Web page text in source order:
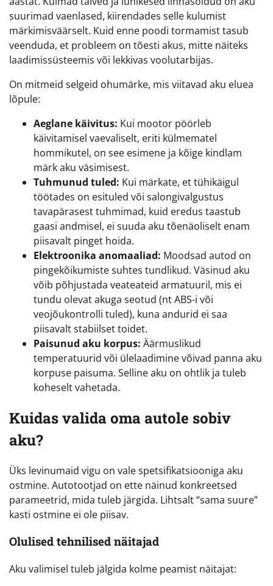
suurimad vaenlased, kiirendades selle kulumist
märkimisväärselt. Kuid enne poodi tormamist tasub
veenduda, et probleem on tõesti akus, mitte näiteks
laadimissüsteemis või lekkivas voolutarbijas.
On mitmeid selgeid ohumärke, mis viitavad aku eluea
lõpule:
Aeglane käivitus: Kui mootor pöörleb
käivitamisel vaevaliselt, eriti külmematel
hommikutel, on see esimene ja kõige kindlam
märk aku väsimisest.
Tuhmunud tuled: Kui märkate, et tühikäigul
töötades on esituled või salongivalgustus
tavapärasest tuhmimad, kuid eredus taastub
gaasi andmisel, ei suuda aku tõenäoliselt enam
piisavalt pinget hoida.
Elektroonika anomaaliad: Moodsad autod on
pingekõikumiste suhtes tundlikud. Väsinud aku
võib põhjustada veateateid armatuuril, mis ei
tundu olevat akuga seotud (nt ABS-i või
veojõukontrolli tuled), kuna andurid ei saa
piisavalt stabiilset toidet.
Paisunud aku korpus: Äärmuslikud
temperatuurid või ülelaadimine võivad panna aku
korpuse paisuma. Selline aku on ohtlik ja tuleb
koheselt vahetada.
Kuidas valida oma autole sobiv
aku?
Üks levinumaid vigu on vale spetsifikatsiooniga aku
ostmine. Autotootjad on ette näinud konkreetsed
parameetrid, mida tuleb järgida. Lihtsalt “sama suure”
kasti ostmine ei ole piisav.
Olulised tehnilised näitajad
Aku valimisel tuleb jälgida kolme peamist näitajat: